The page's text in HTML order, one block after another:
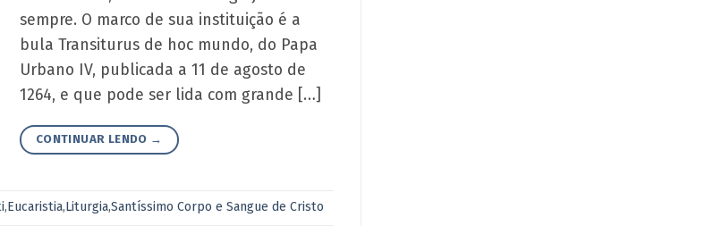
sempre. O marco de sua instituição é a
bula Transiturus de hoc mundo, do Papa
Urbano IV, publicada a 11 de agosto de
1264, e que pode ser lida com grande […]
CONTINUAR LENDO →
,Eucaristia,Liturgia,Santíssimo Corpo e Sangue de Cristo